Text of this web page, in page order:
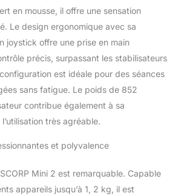
connecter à l'application,
ce qui rend votre prise de
vue plus fluide et plus
facile. 【Compatibilité
puissante】La charge
utile du stabilisateur
SCORP MINI 2 atteint 1,2
kg, vous permettant
d'accueillir facilement
quatre types de cardans
appareils photo sans
les appareils photo reflex
numériques et les
en mousse, il offre une sensation
Le design ergonomique avec sa
joystick offre une prise en main
précis, surpassant les stabilisateurs
est idéale pour des séances
sans fatigue. Le poids de 852
contribue également à sa
très agréable.
et polyvalence
Mini 2 est remarquable. Capable
appareils jusqu’à 1, 2 kg, il est